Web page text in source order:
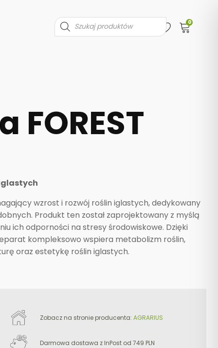
Wyszukiwarka
produktów
0
wzrost i rozwój roślin iglastych, dedykowany
Produkt ten został zaprojektowany z myślą
ich odporności na stresy środowiskowe. Dzięki
kompleksowo wspiera metabolizm roślin,
oraz estetykę roślin iglastych.
Zobacz na stronie producenta: AGRARIUS
Darmowa dostawa z InPost od 749 PLN